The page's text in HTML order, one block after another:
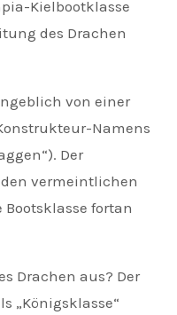
Kielbootklasse
des Drachen
von einer
Namens
Der
vermeintlichen
fortan
Drachen aus? Der
„Königsklasse“